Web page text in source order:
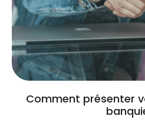
Comment présenter